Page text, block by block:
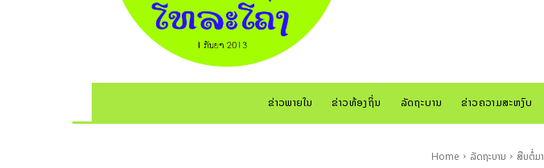
ຂ່າວພາຍໃນ ຂ່າວທ້ອງຖິ່ນ ລັດຖະບານ ຂ່າວຄວາມສະຫງົບ
Home ລັດຖະບານ ສືບຕໍ່ມ